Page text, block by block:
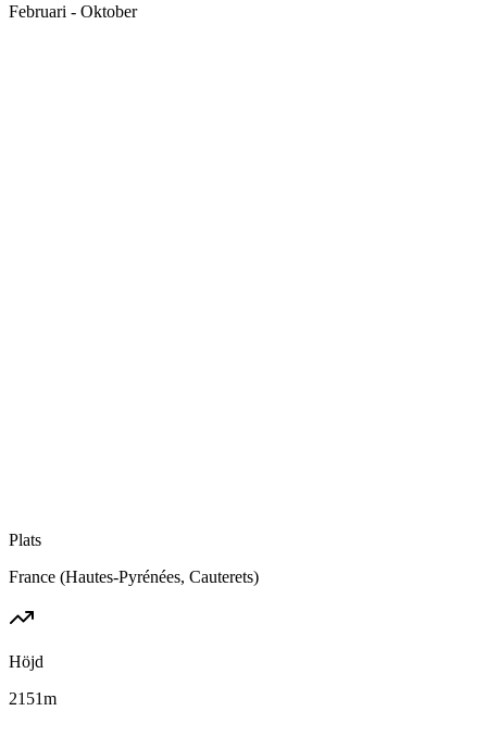
Februari - Oktober
Plats
France (Hautes-Pyrénées, Cauterets)
Höjd
2151m